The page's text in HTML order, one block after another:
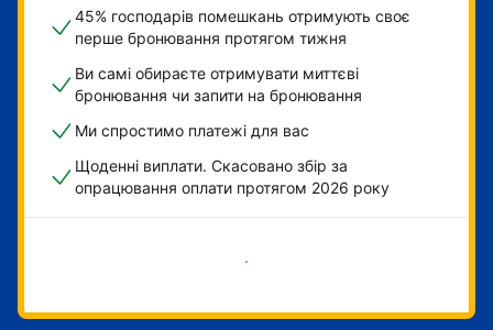
45% господарів помешкань отримують своє
перше бронювання протягом тижня
Ви самі обираєте отримувати миттєві
бронювання чи запити на бронювання
Ми спростимо платежі для вас
Щоденні виплати. Скасовано збір за
опрацювання оплати протягом 2026 року
Розпочати зараз